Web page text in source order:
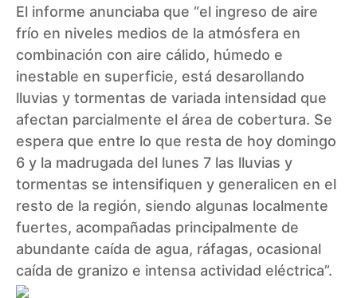
El informe anunciaba que “el ingreso de aire
frío en niveles medios de la atmósfera en
combinación con aire cálido, húmedo e
inestable en superficie, está desarollando
lluvias y tormentas de variada intensidad que
afectan parcialmente el área de cobertura. Se
espera que entre lo que resta de hoy domingo
6 y la madrugada del lunes 7 las lluvias y
tormentas se intensifiquen y generalicen en el
resto de la región, siendo algunas localmente
fuertes, acompañadas principalmente de
abundante caída de agua, ráfagas, ocasional
caída de granizo e intensa actividad eléctrica”.